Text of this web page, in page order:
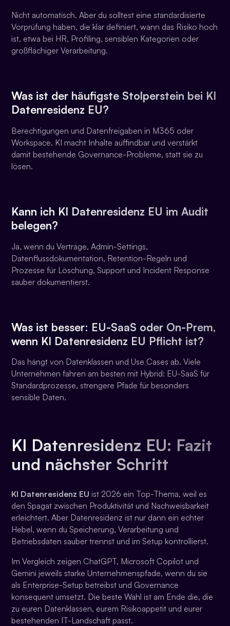
Nicht automatisch. Aber du solltest eine standardisierte
Vorprüfung haben, die klar definiert, wann das Risiko hoch
ist, etwa bei HR, Profiling, sensiblen Kategorien oder
großflächiger Verarbeitung.
Was ist der häufigste Stolperstein bei KI
Datenresidenz EU?
Berechtigungen und Datenfreigaben in M365 oder
Workspace. KI macht Inhalte auffindbar und verstärkt
damit bestehende Governance-Probleme, statt sie zu
lösen.
Kann ich KI Datenresidenz EU im Audit
belegen?
Ja, wenn du Verträge, Admin-Settings,
Datenflussdokumentation, Retention-Regeln und
Prozesse für Löschung, Support und Incident Response
sauber dokumentierst.
Was ist besser: EU-SaaS oder On-Prem,
wenn KI Datenresidenz EU Pflicht ist?
Das hängt von Datenklassen und Use Cases ab. Viele
Unternehmen fahren am besten mit Hybrid: EU-SaaS für
Standardprozesse, strengere Pfade für besonders
sensible Daten.
KI Datenresidenz EU: Fazit
und nächster Schritt
KI Datenresidenz EU ist 2026 ein Top-Thema, weil es
den Spagat zwischen Produktivität und Nachweisbarkeit
erleichtert. Aber Datenresidenz ist nur dann ein echter
Hebel, wenn du Speicherung, Verarbeitung und
Betriebsdaten sauber trennst und im Setup kontrollierst.
Im Vergleich zeigen ChatGPT, Microsoft Copilot und
Gemini jeweils starke Unternehmenspfade, wenn du sie
als Enterprise-Setup betreibst und Governance
konsequent umsetzt. Die beste Wahl ist am Ende die, die
zu euren Datenklassen, eurem Risikoappetit und eurer
bestehenden IT-Landschaft passt.